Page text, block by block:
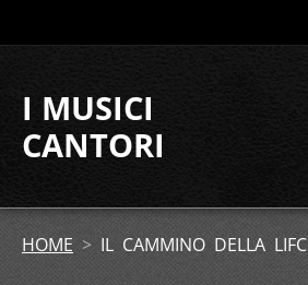
I MUSICI
CANTORI
HOME > IL CAMMINO DELLA LIFC